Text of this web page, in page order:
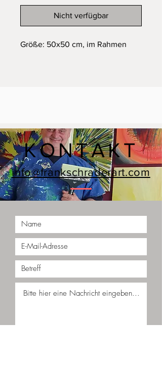
Nicht verfügbar
Größe: 50x50 cm, im Rahmen
KONTAKT
info@frankschraderart.com